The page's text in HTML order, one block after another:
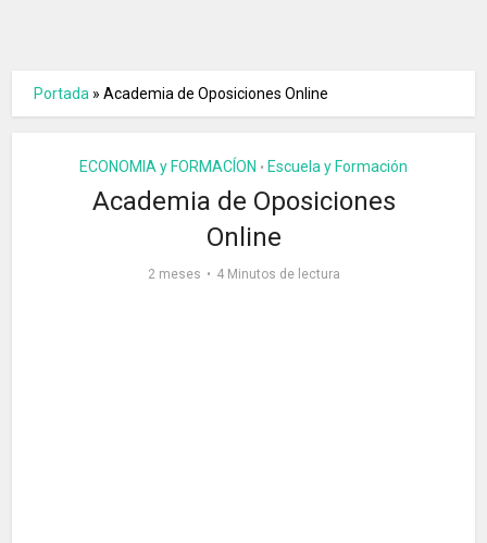
Portada »Academia de Oposiciones Online
ECONOMIA y FORMACÍON • Escuela y Formación
Academia de Oposiciones
Online
2 meses 4 Minutos de lectura